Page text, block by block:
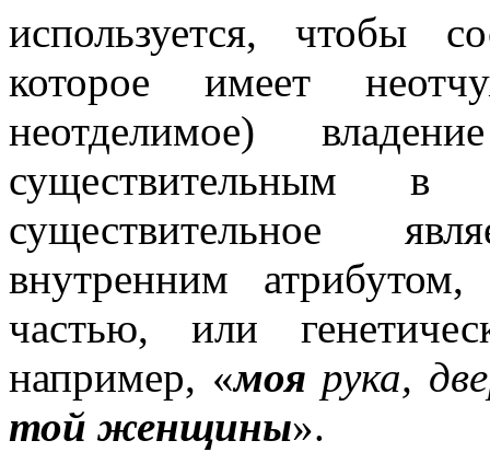
используется, чтобы
которое имеет
неотделимое)
существительным
существительное
внутренним атрибутом,
частью, или
например, «моя рука,
той женщины».